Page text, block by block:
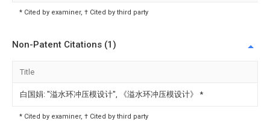
* Cited by examiner, † Cited by third party
Non-Patent Citations (1)
Title
白国娟: "溢水环冲压模设计", 《溢水环冲压模设计》 *
* Cited by examiner, † Cited by third party